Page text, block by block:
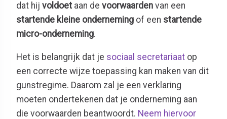
dat hij voldoet aan de voorwaarden van een
startende kleine onderneming of een startende
micro-onderneming.
Het is belangrijk dat je sociaal secretariaat op
een correcte wijze toepassing kan maken van dit
gunstregime. Daarom zal je een verklaring
moeten ondertekenen dat je onderneming aan
die voorwaarden beantwoordt. Neem hiervoor